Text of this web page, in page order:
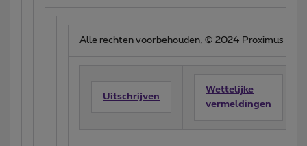
Alle rechten voorbehouden, © 2024 Proximus
Uitschrijven
Wettelijke
vermeldingen